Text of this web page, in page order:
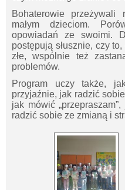
Bohaterowie
małym dzieciom.
opowiadań ze swoimi.
postępują słusznie, czy
złe, wspólnie też
problemów.
Program uczy także,
przyjaźnie, jak radzić
jak mówić
radzić sobie ze zmianą i